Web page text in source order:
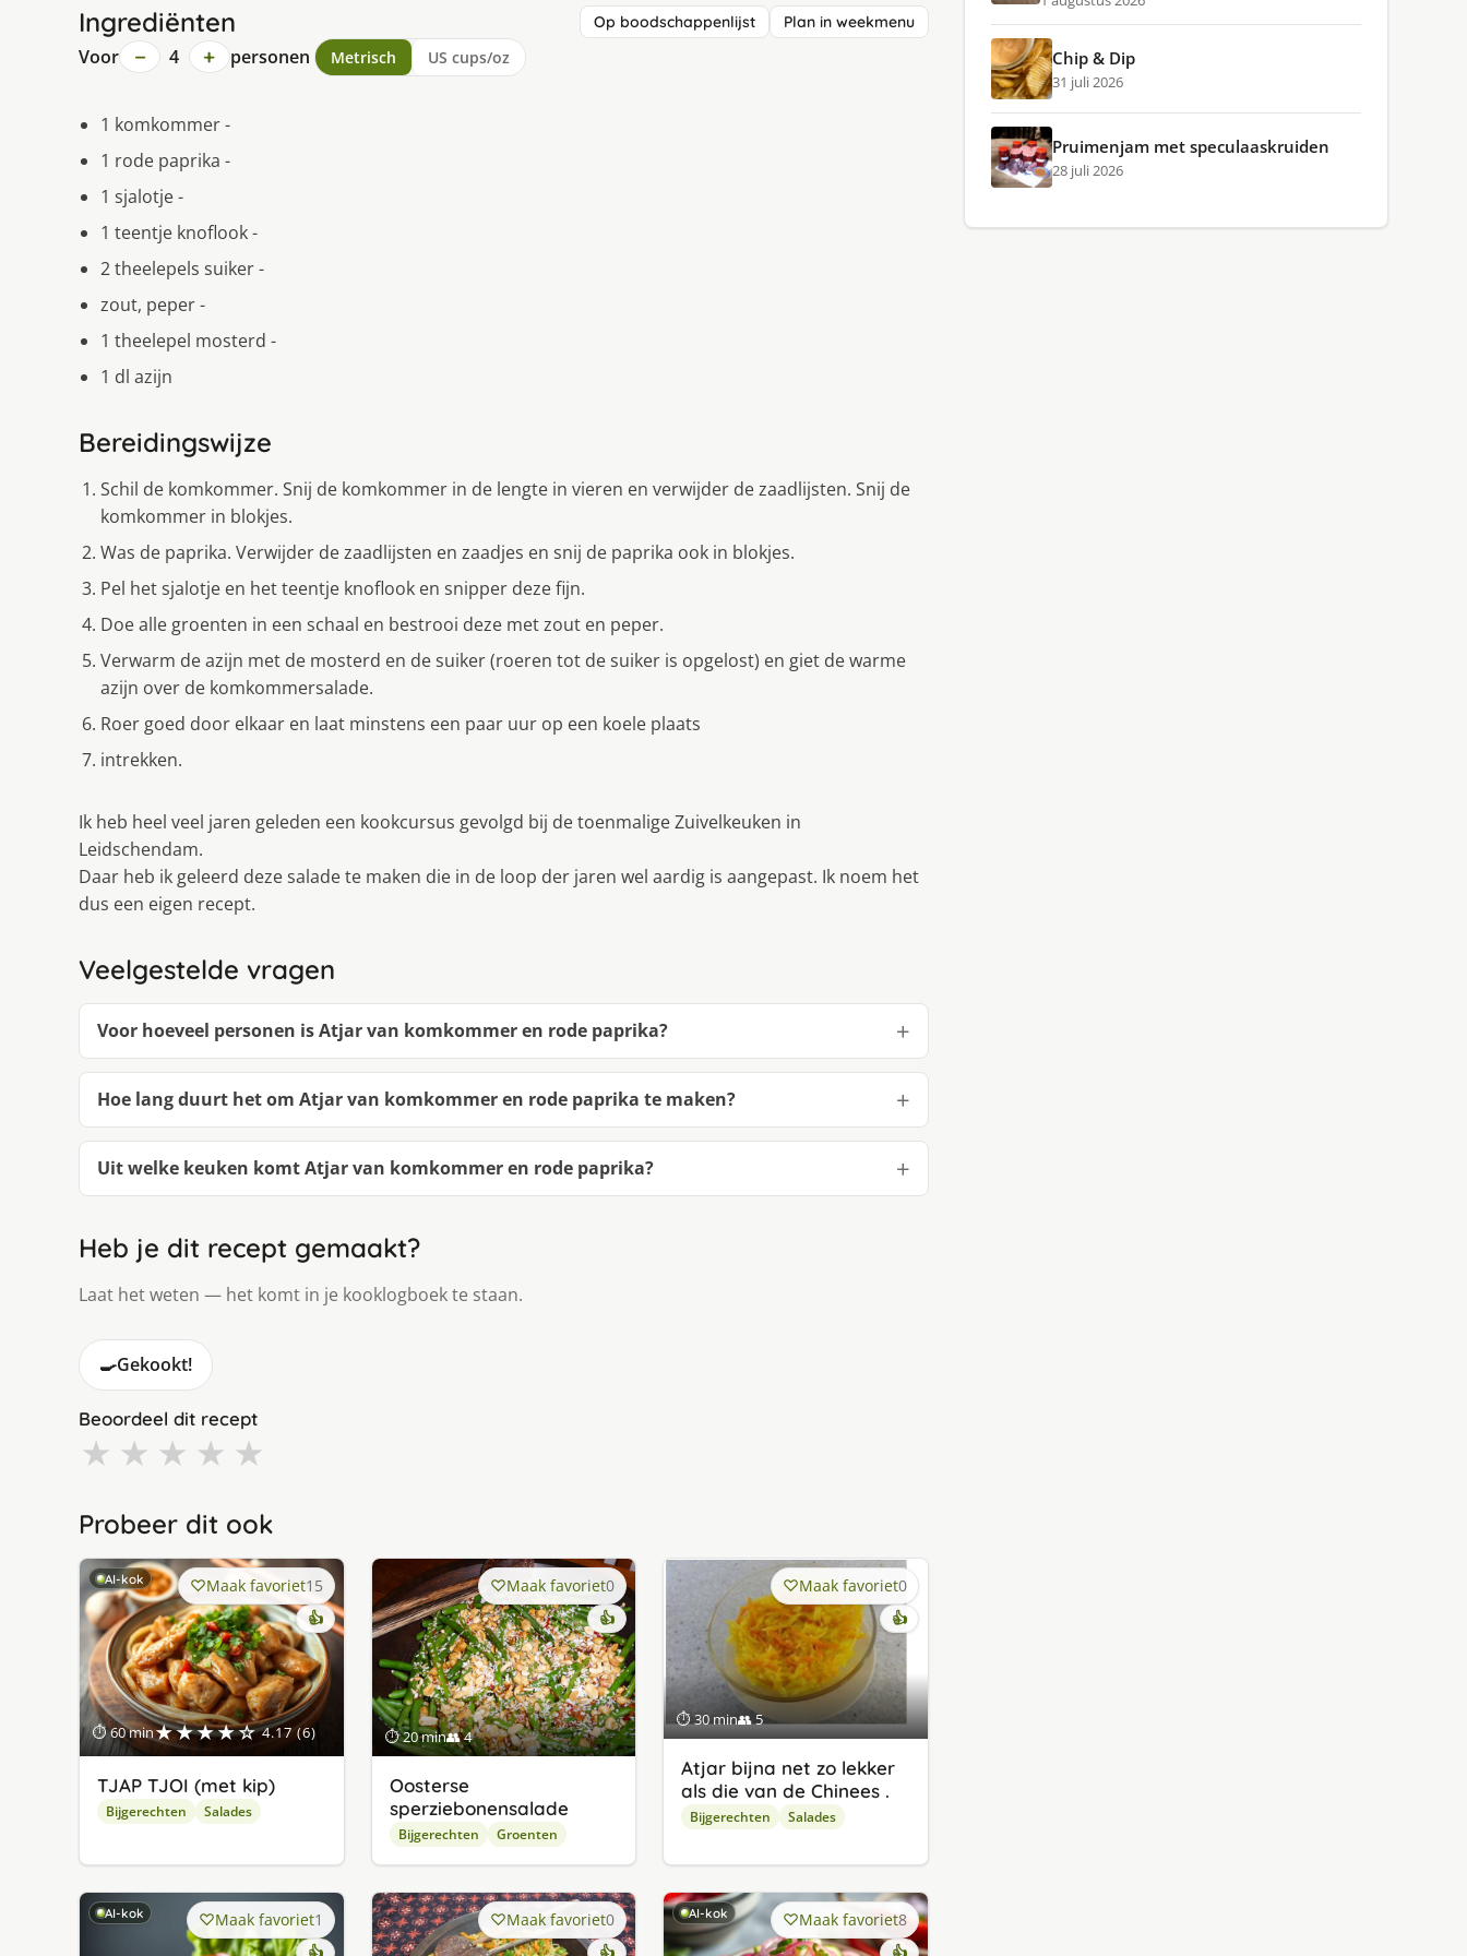
Ingrediënten Op boodschappenlijst Plan in weekmenu
Voor − 4 + personen Metrisch US cups/oz
1 komkommer -
1 rode paprika -
1 sjalotje -
1 teentje knoflook -
2 theelepels suiker -
zout, peper -
1 theelepel mosterd -
1 dl azijn
Bereidingswijze
Schil de komkommer. Snij de komkommer in de lengte in vieren en verwijder de zaadlijsten. Snij de
komkommer in blokjes.
Was de paprika. Verwijder de zaadlijsten en zaadjes en snij de paprika ook in blokjes.
Pel het sjalotje en het teentje knoflook en snipper deze fijn.
Doe alle groenten in een schaal en bestrooi deze met zout en peper.
Verwarm de azijn met de mosterd en de suiker (roeren tot de suiker is opgelost) en giet de warme
azijn over de komkommersalade.
Roer goed door elkaar en laat minstens een paar uur op een koele plaats
intrekken.
Ik heb heel veel jaren geleden een kookcursus gevolgd bij de toenmalige Zuivelkeuken in
Leidschendam.
Daar heb ik geleerd deze salade te maken die in de loop der jaren wel aardig is aangepast. Ik noem het
dus een eigen recept.
Veelgestelde vragen
Voor hoeveel personen is Atjar van komkommer en rode paprika?
Hoe lang duurt het om Atjar van komkommer en rode paprika te maken?
Uit welke keuken komt Atjar van komkommer en rode paprika?
Heb je dit recept gemaakt?
Laat het weten — het komt in je kooklogboek te staan.
🍳Gekookt!
Beoordeel dit recept
★ ★ ★ ★ ★
Probeer dit ook
AI-kok
⏱ 60 min★★★★☆ 4.17 (6)
Maak favoriet15
👍
TJAP TJOI (met kip)
Bijgerechten Salades
⏱ 20 min👥 4
Maak favoriet0
👍
Oosterse
sperziebonensalade
Bijgerechten Groenten
⏱ 30 min👥 5
Maak favoriet0
👍
Atjar bijna net zo lekker
als die van de Chinees .
Bijgerechten Salades
AI-kok Maak favoriet1 Maak favoriet0 AI-kok Maak favoriet8
Chip & Dip
31 juli 2026
Pruimenjam met speculaaskruiden
28 juli 2026